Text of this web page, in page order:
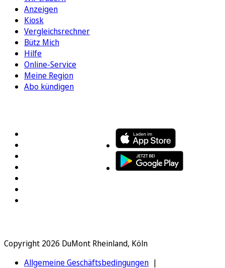
Anzeigen
Kiosk
Vergleichsrechner
Bütz Mich
Hilfe
Online-Service
Meine Region
Abo kündigen
Copyright 2026 DuMont Rheinland, Köln
Allgemeine Geschäftsbedingungen